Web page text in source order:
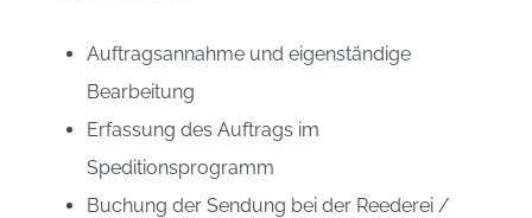
Auftragsannahme und eigenständige
Bearbeitung
Erfassung des Auftrags im
Speditionsprogramm
Buchung der Sendung bei der Reederei /